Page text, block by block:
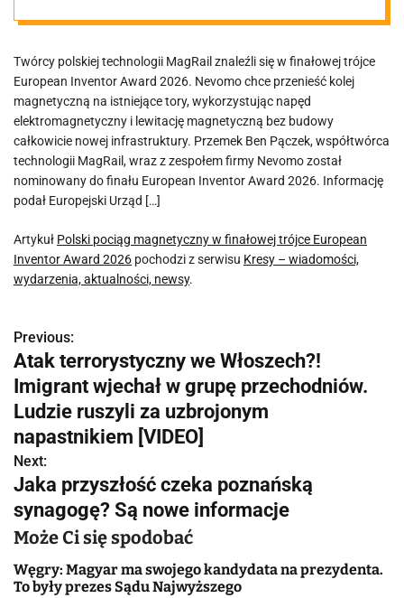
Inventor Award
2026
Twórcy polskiej technologii MagRail znaleźli się w finałowej trójce
European Inventor Award 2026. Nevomo chce przenieść kolej
magnetyczną na istniejące tory, wykorzystując napęd
elektromagnetyczny i lewitację magnetyczną bez budowy
całkowicie nowej infrastruktury. Przemek Ben Pączek, współtwórca
technologii MagRail, wraz z zespołem firmy Nevomo został
nominowany do finału European Inventor Award 2026. Informację
podał Europejski Urząd […]
Artykuł Polski pociąg magnetyczny w finałowej trójce European
Inventor Award 2026 pochodzi z serwisu Kresy – wiadomości,
wydarzenia, aktualności, newsy.
N
a
w
i
g
a
c
j
Previous:
Atak terrorystyczny we Włoszech?!
Imigrant wjechał w grupę przechodniów.
Ludzie ruszyli za uzbrojonym
napastnikiem [VIDEO]
Next:
Jaka przyszłość czeka poznańską
synagogę? Są nowe informacje
Może Ci się spodobać
Węgry: Magyar ma swojego kandydata na prezydenta.
To były prezes Sądu Najwyższego